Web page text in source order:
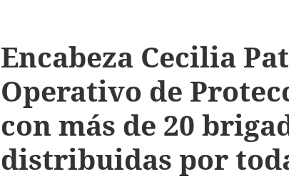
Encabeza Cecilia
Operativo de
con más de 20
distribuidas por